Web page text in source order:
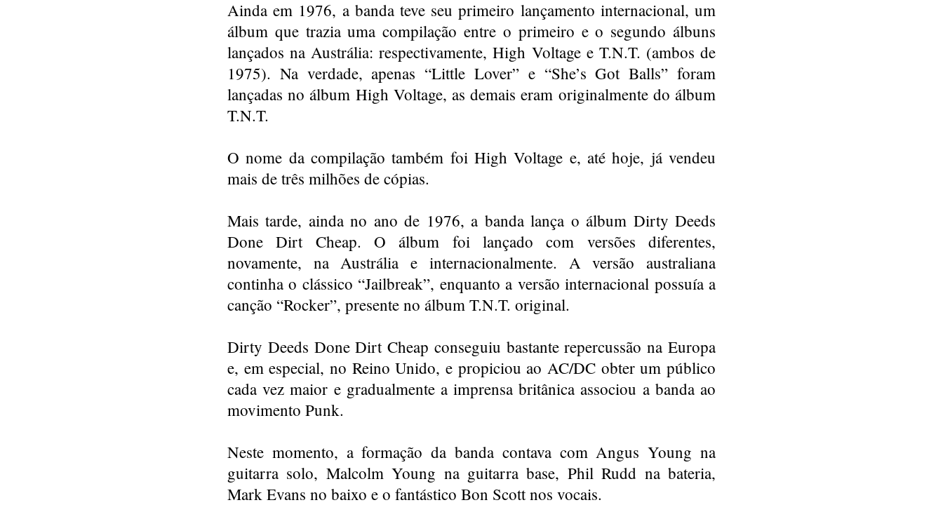
Ainda em 1976, a banda teve seu primeiro lançamento internacional, um
álbum que trazia uma compilação entre o primeiro e o segundo álbuns
lançados na Austrália: respectivamente, High Voltage e T.N.T. (ambos de
1975). Na verdade, apenas “Little Lover” e “She’s Got Balls” foram
lançadas no álbum High Voltage, as demais eram originalmente do álbum
T.N.T.
O nome da compilação também foi High Voltage e, até hoje, já vendeu
mais de três milhões de cópias.
Mais tarde, ainda no ano de 1976, a banda lança o álbum Dirty Deeds
Done Dirt Cheap. O álbum foi lançado com versões diferentes,
novamente, na Austrália e internacionalmente. A versão australiana
continha o clássico “Jailbreak”, enquanto a versão internacional possuía a
canção “Rocker”, presente no álbum T.N.T. original.
Dirty Deeds Done Dirt Cheap conseguiu bastante repercussão na Europa
e, em especial, no Reino Unido, e propiciou ao AC/DC obter um público
cada vez maior e gradualmente a imprensa britânica associou a banda ao
movimento Punk.
Neste momento, a formação da banda contava com Angus Young na
guitarra solo, Malcolm Young na guitarra base, Phil Rudd na bateria,
Mark Evans no baixo e o fantástico Bon Scott nos vocais.